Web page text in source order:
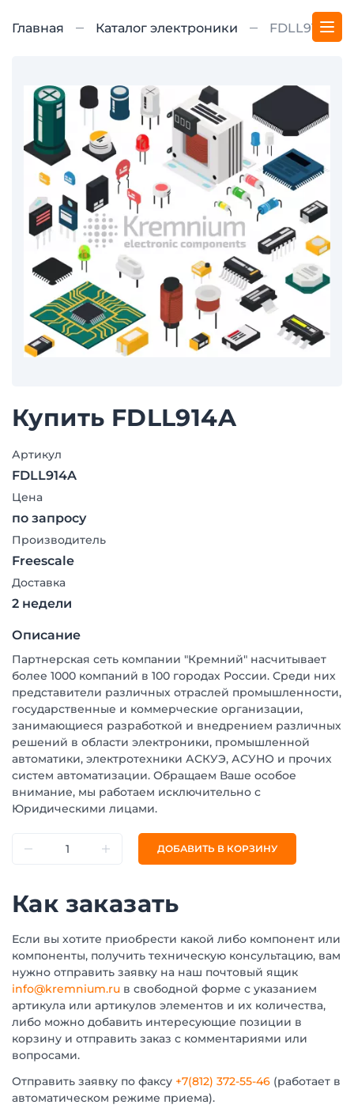
Главная Каталог электроники FDLL914A
Купить FDLL914A
Артикул
FDLL914A
Цена
по запросу
Производитель
Freescale
Доставка
2 недели
Описание
Партнерская сеть компании "Кремний" насчитывает
более 1000 компаний в 100 городах России. Среди них
представители различных отраслей промышленности,
государственные и коммерческие организации,
занимающиеся разработкой и внедрением различных
решений в области электроники, промышленной
автоматики, электротехники АСКУЭ, АСУНО и прочих
систем автоматизации. Обращаем Ваше особое
внимание, мы работаем исключительно с
Юридическими лицами.
ДОБАВИТЬ В КОРЗИНУ
Как заказать
Если вы хотите приобрести какой либо компонент или
компоненты, получить техническую консультацию, вам
нужно отправить заявку на наш почтовый ящик
info@kremnium.ru в свободной форме с указанием
артикула или артикулов элементов и их количества,
либо можно добавить интересующие позиции в
корзину и отправить заказ с комментариями или
вопросами.
Отправить заявку по факсу +7(812) 372-55-46 (работает в
автоматическом режиме приема).